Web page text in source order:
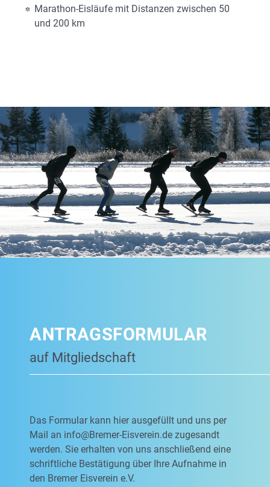
Marathon-Eisläufe mit Distanzen zwischen 50
und 200 km
ANTRAGSFORMULAR
auf Mitgliedschaft
Das Formular kann hier ausgefüllt und uns per
Mail an info@Bremer-Eisverein.de zugesandt
werden. Sie erhalten von uns anschließend eine
schriftliche Bestätigung über Ihre Aufnahme in
den Bremer Eisverein e.V.